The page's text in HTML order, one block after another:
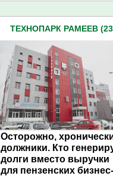
ТЕХНОПАРК РАМЕЕВ
Осторожно,
должники. Кто
долги вместо выручки
для пензенских бизнес-